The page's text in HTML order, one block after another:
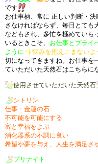
です
お仕事柄、 常に 正しい判断・決
さなければならず、毎日 とても
などもされ、 多忙を極めていら
いるときこそ、 お仕事とプライ
ように
悩みを抱えこまないよ
切になってきますね。お仕事を
ていただいた天然石はこちらに
使用させていただいた天然石
シトリン
仕事・金運の石
不可能を可能にする
富と幸福をよぶ
消化器系の不調に良い
希望や夢を与え、人生を満足さ
プリナイト